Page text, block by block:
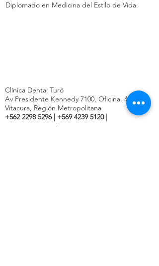
Diplomado en Medicina del Estilo de Vida.
Clínica Dental Turó
Av Presidente Kennedy 7100, Oficina, 404,
Vitacura, Región Metropolitana
+562 2298 5296| +569 4239 5120|
contacto@turo.cl